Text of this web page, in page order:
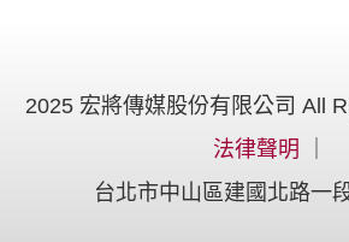
2025 宏將傳媒股份有限公司 All
法律聲明
台北市中山區建國北路一